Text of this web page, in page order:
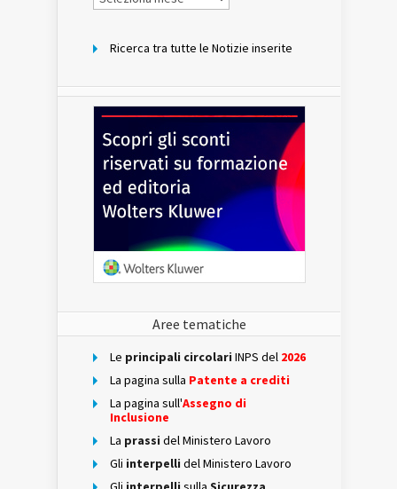
per
Ricerca tra tutte le Notizie inserite
Aree tematiche
Le principali circolari INPS del 2026
La pagina sulla Patente a crediti
La pagina sull'Assegno di
Inclusione
La prassi del Ministero Lavoro
Gli interpelli del Ministero Lavoro